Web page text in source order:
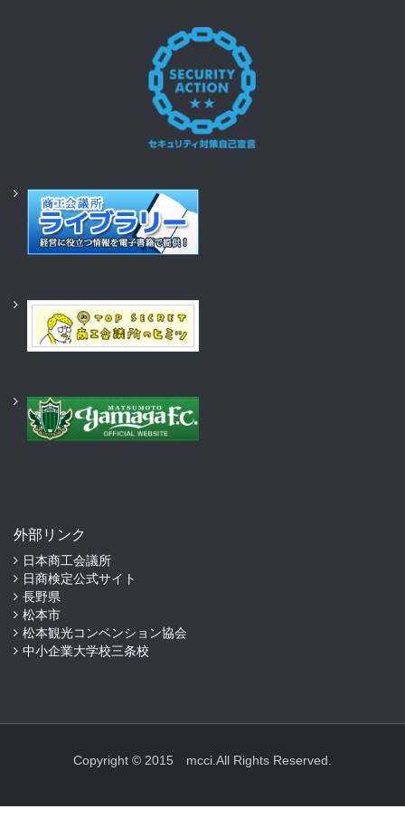
外部リンク
日本商工会議所
日商検定公式サイト
長野県
松本市
松本観光コンベンション協会
中小企業大学校三条校
Copyright © 2015 mcci.All Rights Reserved.